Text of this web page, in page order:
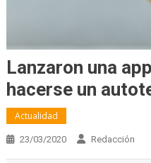
Lanzaron una
hacerse un
Actualidad
23/03/2020 Redacción